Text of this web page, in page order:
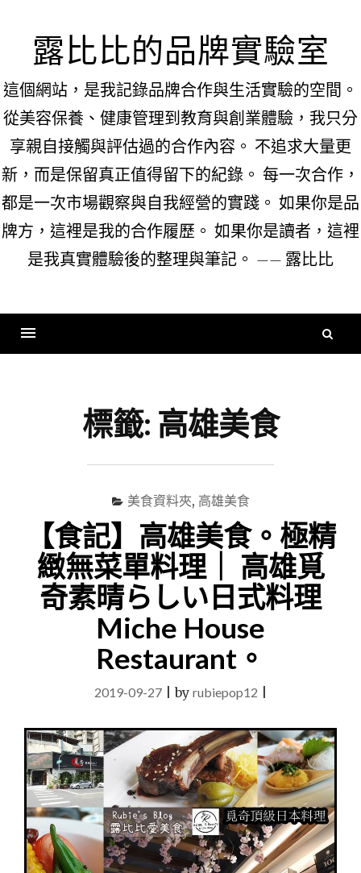
content露比比的品牌實驗室
這個網站，是我記錄品牌合作與生活實驗的空間。
從美容保養、健康管理到教育與創業體驗，我只分
享親自接觸與評估過的合作內容。 不追求大量更
新，而是保留真正值得留下的紀錄。 每一次合作，
都是一次市場觀察與自我經營的實踐。 如果你是品
牌方，這裡是我的合作履歷。 如果你是讀者，這裡
是我真實體驗後的整理與筆記。 —— 露比比
標籤: 高雄美食
美食資料夾, 高雄美食
【食記】高雄美食。極精
緻無菜單料理｜ 高雄覓
奇素晴らしい日式料理
Miche House
Restaurant。
2019-09-27|by rubiepop12